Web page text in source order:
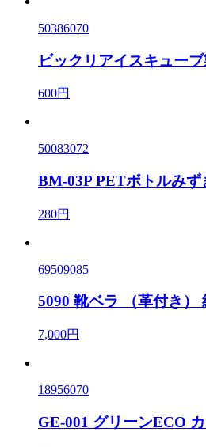
50386070
ビックリアイスキュー
600円
50083072
BM-03P PETボトルみ
280円
69509085
5090 靴ベラ （革付き）
7,000円
18956070
GE-001 グリーンECO